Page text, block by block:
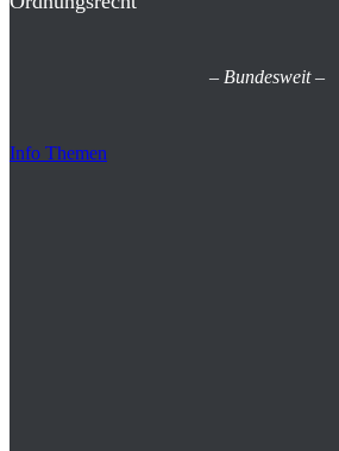
– Bundesweit–
Info Themen